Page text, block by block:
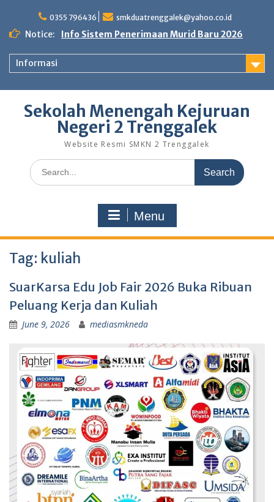
content
0355 796436 smkduatrenggalek@yahoo.co.id
Notice: Info Sistem Penerimaan Murid Baru 2026
Informasi
Sekolah Menengah Kejuruan
Negeri 2 Trenggalek
Website Resmi SMKN 2 Trenggalek
Search
for:
Menu
Tag: kuliah
SuarKarsa Edu Job Fair 2026 Buka Ribuan
Peluang Kerja dan Kuliah
June 9, 2026 mediasmkneda